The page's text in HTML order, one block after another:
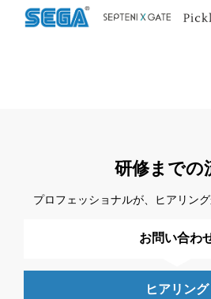
研修までの
プロフェッショナルが、ヒアリン
お問い合わ
ヒアリング